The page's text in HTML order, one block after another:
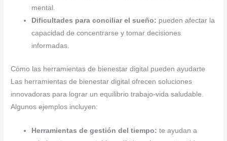
mental.
Dificultades para conciliar el sueño: pueden afectar la
capacidad de concentrarse y tomar decisiones
informadas.
Cómo las herramientas de bienestar digital pueden ayudarte
Las herramientas de bienestar digital ofrecen soluciones
innovadoras para lograr un equilibrio trabajo-vida saludable.
Algunos ejemplos incluyen:
Herramientas de gestión del tiempo: te ayudan a